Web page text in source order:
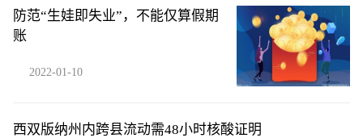
防范“生娃即失业”，不能仅算假期
账
2022-01-10
西双版纳州内跨县流动需48小时核酸证明